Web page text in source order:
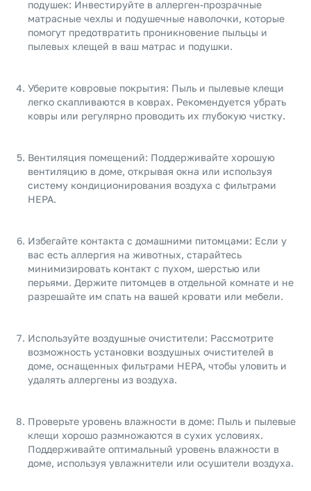
подушек: Инвестируйте в аллерген-прозрачные
матрасные чехлы и подушечные наволочки, которые
помогут предотвратить проникновение пыльцы и
пылевых клещей в ваш матрас и подушки.
Уберите ковровые покрытия: Пыль и пылевые клещи
легко скапливаются в коврах. Рекомендуется убрать
ковры или регулярно проводить их глубокую чистку.
Вентиляция помещений: Поддерживайте хорошую
вентиляцию в доме, открывая окна или используя
систему кондиционирования воздуха с фильтрами
HEPA.
Избегайте контакта с домашними питомцами: Если у
вас есть аллергия на животных, старайтесь
минимизировать контакт с пухом, шерстью или
перьями. Держите питомцев в отдельной комнате и не
разрешайте им спать на вашей кровати или мебели.
Используйте воздушные очистители: Рассмотрите
возможность установки воздушных очистителей в
доме, оснащенных фильтрами HEPA, чтобы уловить и
удалять аллергены из воздуха.
Проверьте уровень влажности в доме: Пыль и пылевые
клещи хорошо размножаются в сухих условиях.
Поддерживайте оптимальный уровень влажности в
доме, используя увлажнители или осушители воздуха.